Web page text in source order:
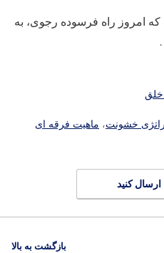
امروز راه فرسوده رجوی، به
خلق
خشونت، ماهیت فرقه ای
ارسال کنید
بازگشت به بالا